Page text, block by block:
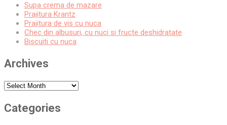
Supa crema de mazare
Prajitura Krantz
Prajitura de vis cu nuca
Chec din albusuri, cu nuci si fructe deshidratate
Biscuiti cu nuca
Archives
Archives
Categories